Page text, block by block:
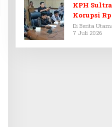
KPH
Korupsi
Sultra
Di Berita
7 Juli 2026